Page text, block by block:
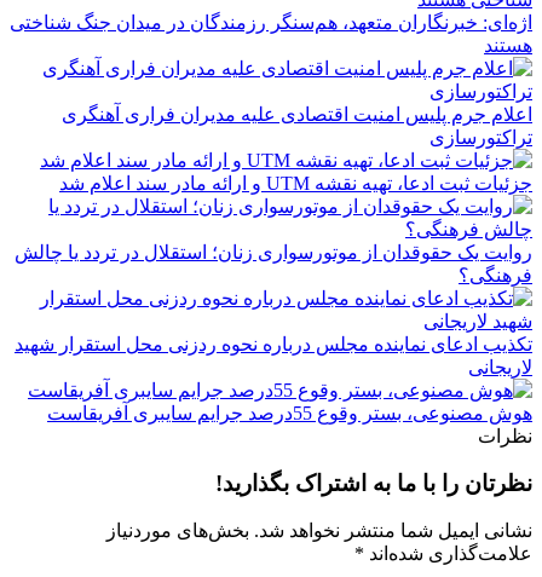
اژه‌ای: خبرنگاران متعهد، هم‌سنگر رزمندگان در میدان جنگ شناختی
هستند
اعلام جرم پلیس امنیت اقتصادی علیه مدیران فراری آهنگری
تراکتورسازی
جزئیات ثبت ادعا، تهیه نقشه UTM و ارائه مادر سند اعلام شد
روایت یک حقوقدان از موتورسواری زنان؛ استقلال در تردد یا چالش
فرهنگی؟
تکذیب ادعای نماینده مجلس درباره نحوه ردزنی محل استقرار شهید
لاریجانی
هوش مصنوعی، بستر وقوع 55درصد جرایم سایبری آفریقاست
نظرات
نظرتان را با ما به اشتراک بگذارید!
نشانی ایمیل شما منتشر نخواهد شد. بخش‌های موردنیاز
علامت‌گذاری شده‌اند *